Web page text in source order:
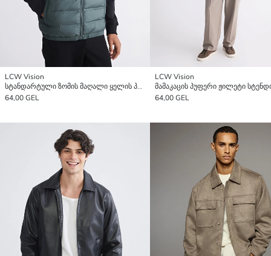
LCW Vision
სტანდარტული ზომის მაღალი ყელის პუფერი ჟილეტი
64,00 GEL
LCW Vision
64,00 GEL